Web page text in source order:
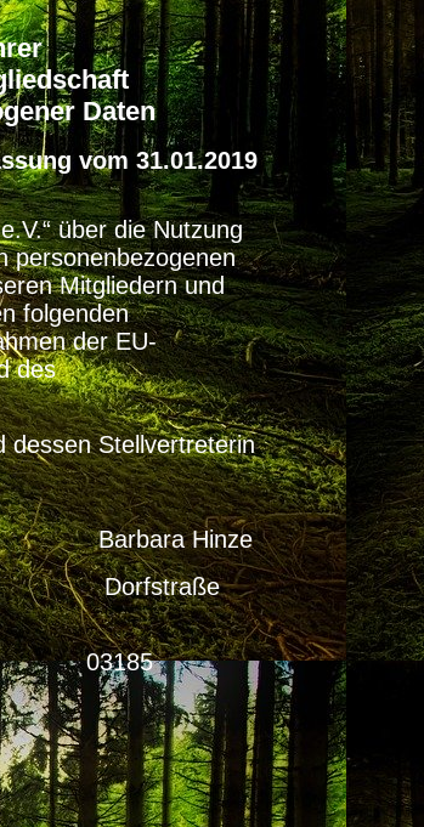
Daten
vom 31.01.2019
über die Nutzung
personenbezogenen
Mitgliedern und
folgenden
der EU-
des
dessen Stellvertreterin
Hinze
03185